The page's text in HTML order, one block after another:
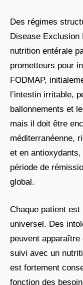
Des régimes
Disease
nutrition entérale
prometteurs pour
FODMAP,
l’intestin irritable,
ballonnements et
mais il doit être
méditerranéenne,
et en
période de
global.
Chaque patient est
universel. Des
peuvent
suivi avec un
est fortement
fonction des